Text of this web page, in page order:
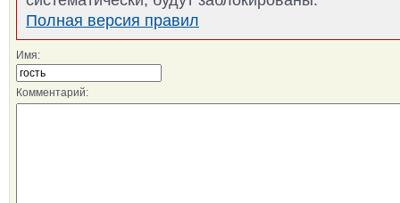
Полная версия правил
Имя:
Комментарий: